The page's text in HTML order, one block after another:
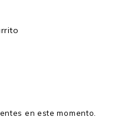
en este momento.